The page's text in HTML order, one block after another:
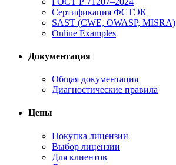
Сертификация ФСТЭК
SAST (CWE, OWASP, MISRA)
Online Examples
Документация
Общая документация
Диагностические правила
Цены
Покупка лицензии
Выбор лицензии
Для клиентов